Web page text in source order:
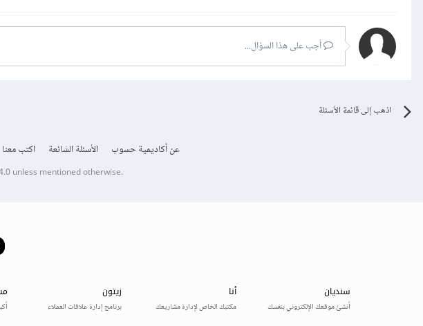
أجب على هذا السؤال...
اذهب إلى قائمة الأسئلة
عن أكاديمية حسوب الأسئلة الشائعة اكتب معنا
unless mentioned otherwise.